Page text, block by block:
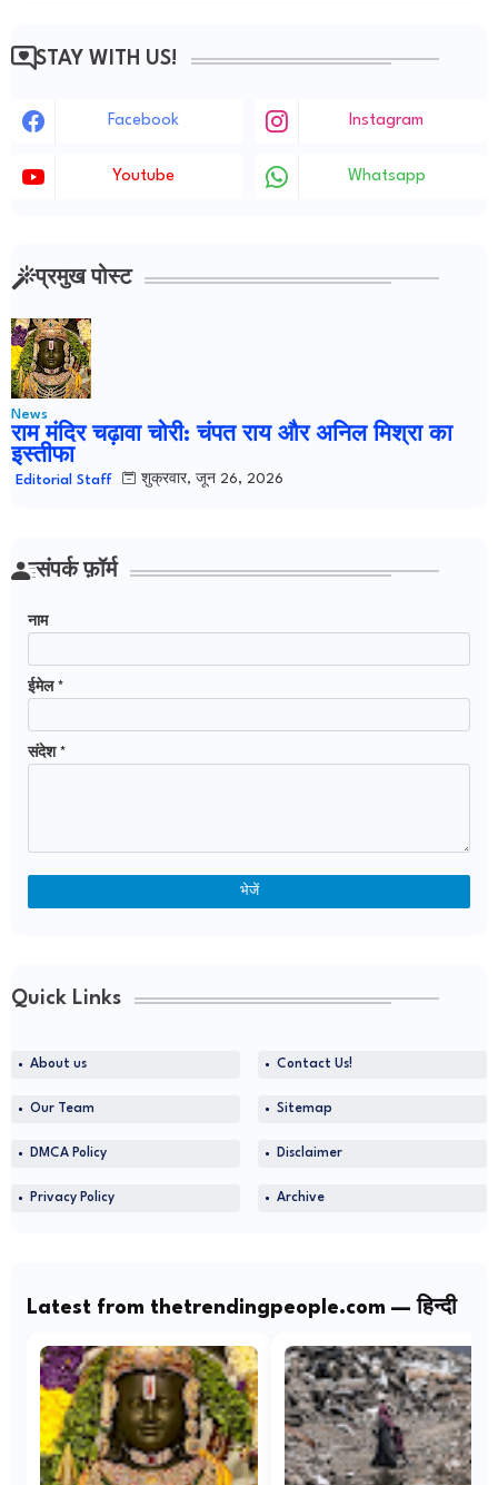
STAY WITH US!
Facebook Instagram
Youtube Whatsapp
प्रमुख पोस्ट
News
राम मंदिर चढ़ावा चोरी: चंपत राय और अनिल मिश्रा का
इस्तीफा
Editorial Staff शुक्रवार, जून 26, 2026
संपर्क फ़ॉर्म
नाम
ईमेल *
संदेश *
Quick Links
About us Contact Us!
Our Team Sitemap
DMCA Policy Disclaimer
Privacy Policy Archive
Latest from thetrendingpeople.com — हिन्दी